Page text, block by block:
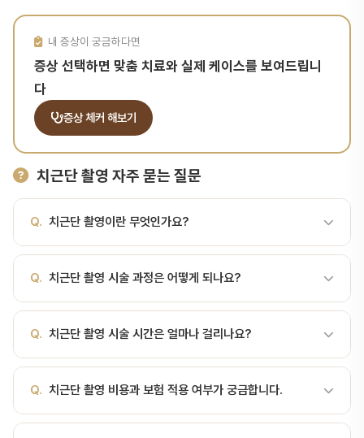
내 증상이 궁금하다면
증상 선택하면 맞춤 치료와 실제 케이스를 보여드립니
다
증상 체커 해보기
치근단 촬영 자주 묻는 질문
Q. 치근단 촬영이란 무엇인가요?
치근단 촬영란? 치근단 촬영(Periapical Radiograph)은 한 번에
2~3개 치아의 치근단과 주변 조직을 고해상도로 보는 소형 X-ray 촬
영입니다. 충치의 심한 진행, 치근단 병소 의심, 치근 파절, 근관치료
용됩니다. 촬영 범위와 원리 촬영 범위: 하나의 필름(디지털 센서)로
2~3개 치아의 치관·치근·주변 치조골을 포함합니다. 원리: 좁은 각도
Q. 치근단 촬영 시술 과정은 어떻게 되나요?
서울비디치과에서는 정밀 검사 → 치료 계획 수립 → 시술 → 경과 관
찰 순서로 진행합니다. 서울대 출신 전문의가 직접 진료합니다.
Q. 치근단 촬영 시술 시간은 얼마나 걸리나요?
반적으로 30분~2시간 정도 소요됩니다. 정확한 시간은 진료 상담 시
안내해 드립니다.
Q. 치근단 촬영 비용과 보험 적용 여부가 궁금합니다.